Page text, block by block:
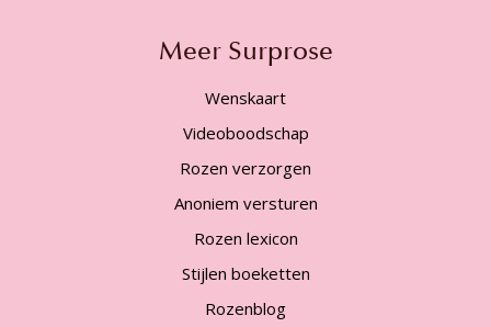
Meer Surprose
Wenskaart
Videoboodschap
Rozen verzorgen
Anoniem versturen
Rozen lexicon
Stijlen boeketten
Rozenblog